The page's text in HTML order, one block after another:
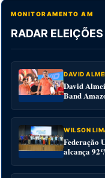
MONITORAMENTO AM
RADAR
DAVID
David
Band
WILSON
Federação
alcança